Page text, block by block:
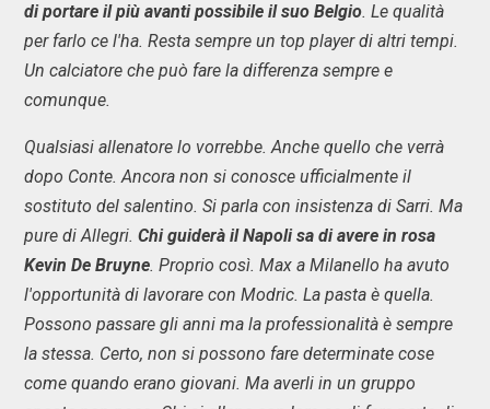
di portare il più avanti possibile il suo Belgio. Le qualità
per farlo ce l'ha. Resta sempre un top player di altri tempi.
Un calciatore che può fare la differenza sempre e
comunque.
Qualsiasi allenatore lo vorrebbe. Anche quello che verrà
dopo Conte. Ancora non si conosce ufficialmente il
sostituto del salentino. Si parla con insistenza di Sarri. Ma
pure di Allegri. Chi guiderà il Napoli sa di avere in rosa
Kevin De Bruyne. Proprio così. Max a Milanello ha avuto
l'opportunità di lavorare con Modric. La pasta è quella.
Possono passare gli anni ma la professionalità è sempre
la stessa. Certo, non si possono fare determinate cose
come quando erano giovani. Ma averli in un gruppo